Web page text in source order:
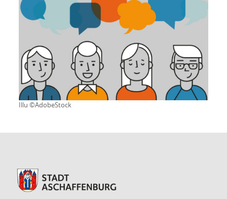
Illu ©AdobeStock